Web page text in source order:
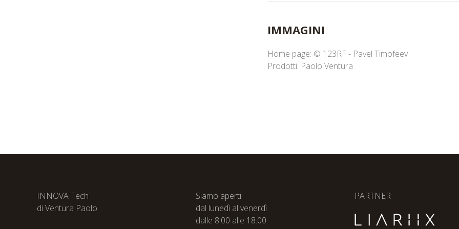
IMMAGINI
Home page: © 123RF - Pavel Timofeev
Prodotti: Paolo Ventura
INNOVA Tech
di Ventura Paolo
Siamo aperti
dal lunedì al venerdì
dalle 8.00 alle 18.00
PARTNER